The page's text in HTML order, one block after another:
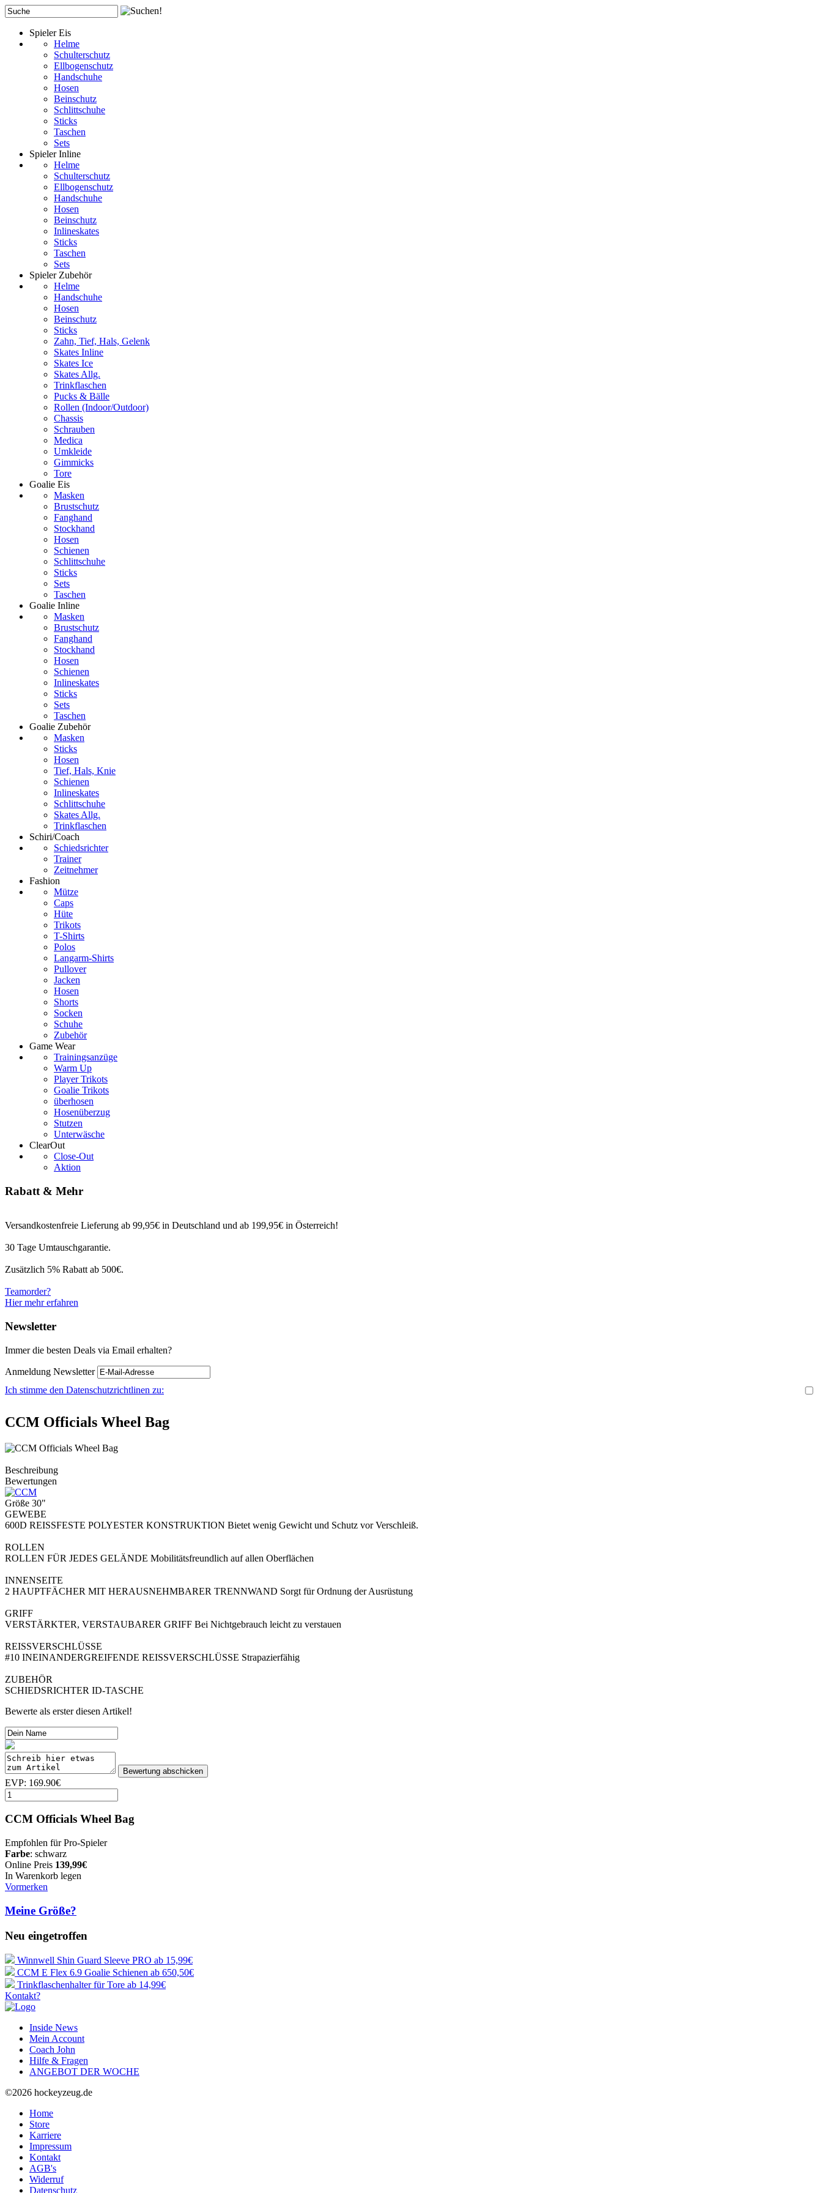
Spieler Eis
Helme
Schulterschutz
Ellbogenschutz
Handschuhe
Hosen
Beinschutz
Schlittschuhe
Sticks
Taschen
Sets
Spieler Inline
Helme
Schulterschutz
Ellbogenschutz
Handschuhe
Hosen
Beinschutz
Inlineskates
Sticks
Taschen
Sets
Spieler Zubehör
Helme
Handschuhe
Hosen
Beinschutz
Sticks
Zahn, Tief, Hals, Gelenk
Skates Inline
Skates Ice
Skates Allg.
Trinkflaschen
Pucks & Bälle
Rollen (Indoor/Outdoor)
Chassis
Schrauben
Medica
Umkleide
Gimmicks
Tore
Goalie Eis
Masken
Brustschutz
Fanghand
Stockhand
Hosen
Schienen
Schlittschuhe
Sticks
Sets
Taschen
Goalie Inline
Masken
Brustschutz
Fanghand
Stockhand
Hosen
Schienen
Inlineskates
Sticks
Sets
Taschen
Goalie Zubehör
Masken
Sticks
Hosen
Tief, Hals, Knie
Schienen
Inlineskates
Schlittschuhe
Skates Allg.
Trinkflaschen
Schiri/Coach
Schiedsrichter
Trainer
Zeitnehmer
Fashion
Mütze
Caps
Hüte
Trikots
T-Shirts
Polos
Langarm-Shirts
Pullover
Jacken
Hosen
Shorts
Socken
Schuhe
Zubehör
Game Wear
Trainingsanzüge
Warm Up
Player Trikots
Goalie Trikots
überhosen
Hosenüberzug
Stutzen
Unterwäsche
ClearOut
Close-Out
Aktion
Rabatt & Mehr
Versandkostenfreie Lieferung ab 99,95€ in Deutschland und ab 199,95€ in Österreich!
30 Tage Umtauschgarantie.
Zusätzlich 5% Rabatt ab 500€.
Teamorder?
Hier mehr erfahren
Newsletter
Immer die besten Deals via Email erhalten?
Anmeldung Newsletter
Ich stimme den Datenschutzrichtlinen zu:
CCM Officials Wheel Bag
Beschreibung
Bewertungen
Größe 30"
GEWEBE
600D REISSFESTE POLYESTER KONSTRUKTION Bietet wenig Gewicht und Schutz vor Verschleiß.
ROLLEN
ROLLEN FÜR JEDES GELÄNDE Mobilitätsfreundlich auf allen Oberflächen
INNENSEITE
2 HAUPTFÄCHER MIT HERAUSNEHMBARER TRENNWAND Sorgt für Ordnung der Ausrüstung
GRIFF
VERSTÄRKTER, VERSTAUBARER GRIFF Bei Nichtgebrauch leicht zu verstauen
REISSVERSCHLÜSSE
#10 INEINANDERGREIFENDE REISSVERSCHLÜSSE Strapazierfähig
ZUBEHÖR
SCHIEDSRICHTER ID-TASCHE
Bewerte als erster diesen Artikel!
EVP: 169.90€
CCM Officials Wheel Bag
Empfohlen für Pro-Spieler
Farbe: schwarz
Online Preis 139,99€
In Warenkorb legen
Vormerken
Meine Größe?
Neu eingetroffen
Winnwell Shin Guard Sleeve PRO ab 15,99€
CCM E Flex 6.9 Goalie Schienen ab 650,50€
Trinkflaschenhalter für Tore ab 14,99€
Kontakt?
Inside News
Mein Account
Coach John
Hilfe & Fragen
ANGEBOT DER WOCHE
©2026 hockeyzeug.de
Home
Store
Karriere
Impressum
Kontakt
AGB's
Widerruf
Datenschutz